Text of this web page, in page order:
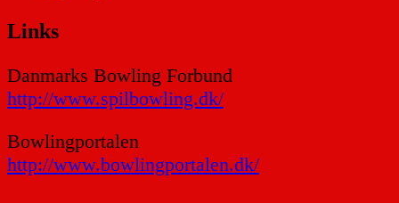
Links
Danmarks Bowling Forbund
http://www.spilbowling.dk/
Bowlingportalen
http://www.bowlingportalen.dk/